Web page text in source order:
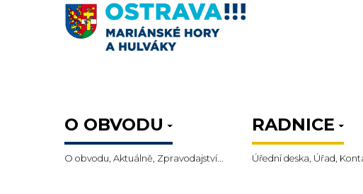
O OBVODU
O obvodu, Aktuálně, Zpravodajství...
RADNICE
Úřední deska, Úřad,